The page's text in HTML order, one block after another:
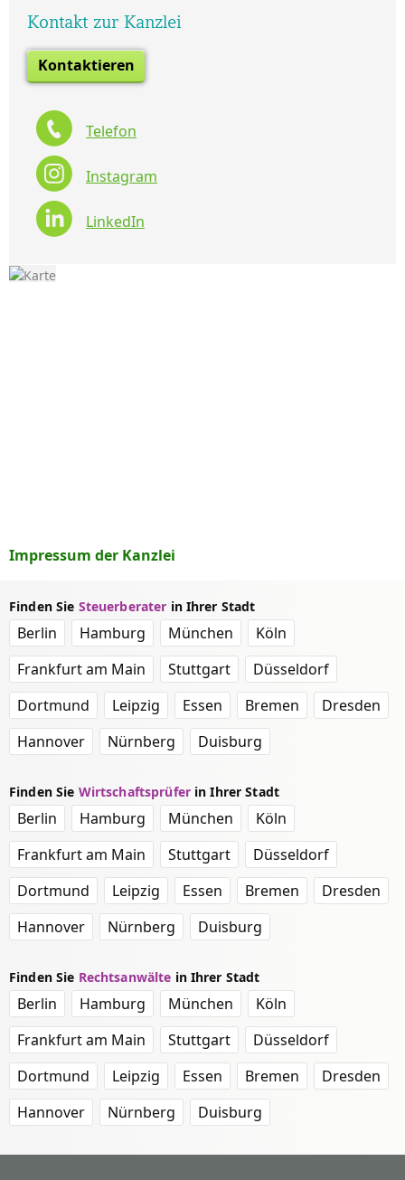
Kontakt zur Kanzlei
Kontaktieren
Telefon
Instagram
LinkedIn
Impressum der Kanzlei
Finden Sie Steuerberater in Ihrer Stadt
Berlin Hamburg München
Köln
Frankfurt am Main
Stuttgart
Düsseldorf
Dortmund
Leipzig Essen Bremen
Dresden
Hannover
Nürnberg Duisburg
Finden Sie Wirtschaftsprüferin Ihrer Stadt
Berlin Hamburg München
Köln
Frankfurt am Main
Stuttgart
Düsseldorf
Dortmund
Leipzig Essen Bremen
Dresden
Hannover
Nürnberg Duisburg
Finden Sie Rechtsanwälte in Ihrer Stadt
Berlin Hamburg München
Köln
Frankfurt am Main
Stuttgart
Düsseldorf
Dortmund
Leipzig Essen Bremen
Dresden
Hannover
Nürnberg Duisburg